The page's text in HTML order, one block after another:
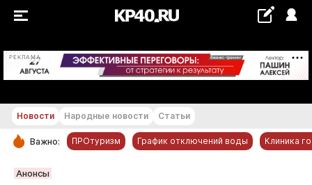
РЕКЛАМА +17...+18 °С
РУБРИКИ
Новости Народные новости Статьи
Важно: ПРОтуризм График отключений воды Клиника
Анонсы